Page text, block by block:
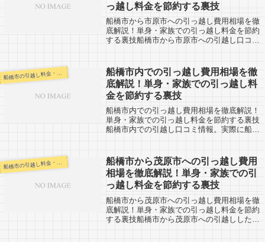
っ越し料金を節約する裏技
船橋市から市原市への引っ越し費用相場を徹
底解説！単身・家族での引っ越し料金を節約
する裏技船橋市から市原市への引越し口コミ
では離れている場所でも１時間半程度で
す。...
船
船橋市内での引っ越し費用相場を徹
底解説！単身・家族での引っ越し料
金を節約する裏技
船橋市内での引っ越し費用相場を徹底解説！
単身・家族での引っ越し料金を節約する裏技
船橋市内での引越し口コミ情報。実際に船橋
し、2月～4月の大繁忙期は話が変わってき...
船 橋市の引越し料金・代金相場・見積り情報
船橋市から茂原市への引っ越し費用
相場を徹底解説！単身・家族での引
っ越し料金を節約する裏技
船橋市から茂原市への引っ越し費用相場を徹
底解説！単身・家族での引っ越し料金を節約
する裏技船橋市から茂原市への引越しした人